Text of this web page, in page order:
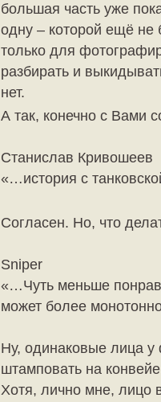
большая часть уже
одну – которой ещё не
только для
разбирать и
нет.
А так, конечно с Вами
Станислав Кривошеев
«…история с
Согласен. Но, что
Sniper
«…Чуть меньше
может более
Ну, одинаковые лица у
штамповать на
Хотя, лично мне, лицо